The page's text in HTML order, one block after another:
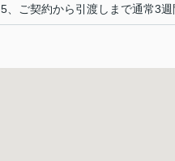
5、ご契約から引渡しまで通常3